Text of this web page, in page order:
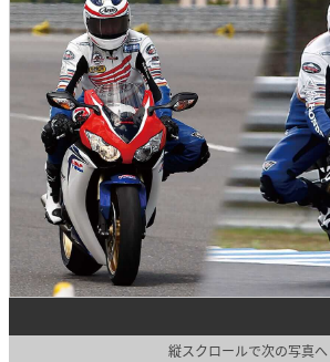
縦スクロールで次の写真へ